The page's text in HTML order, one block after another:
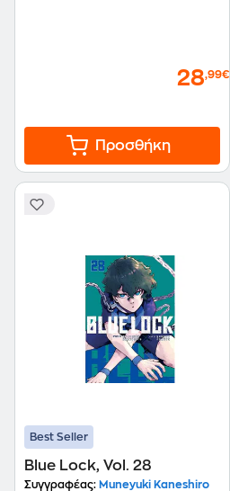
28,99€
Προσθήκη
Best Seller
Blue Lock, Vol. 28
Συγγραφέας: Muneyuki Kaneshiro